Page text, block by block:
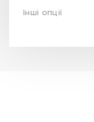
Інші опції